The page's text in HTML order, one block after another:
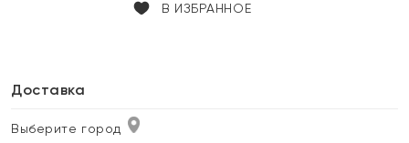
В ИЗБРАННОЕ
Доставка
Выберите город